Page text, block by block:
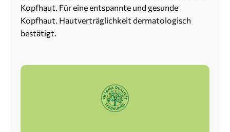
Kopfhaut. Für eine entspannte und gesunde
Kopfhaut. Hautverträglichkeit dermatologisch
bestätigt.